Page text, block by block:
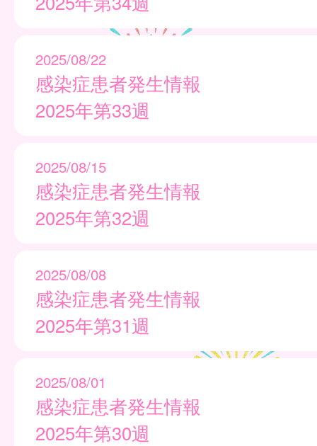
2025/08/22
感染症患者発生情報
2025年第33週
2025/08/15
感染症患者発生情報
2025年第32週
2025/08/08
感染症患者発生情報
2025年第31週
2025/08/01
感染症患者発生情報
2025年第30週